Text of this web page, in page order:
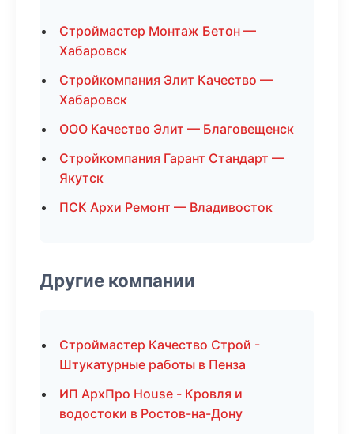
Строймастер Монтаж Бетон —
Хабаровск
Стройкомпания Элит Качество —
Хабаровск
ООО Качество Элит — Благовещенск
Стройкомпания Гарант Стандарт —
Якутск
ПСК Архи Ремонт — Владивосток
Другие компании
Строймастер Качество Строй -
Штукатурные работы в Пенза
ИП АрхПро House - Кровля и
водостоки в Ростов-на-Дону